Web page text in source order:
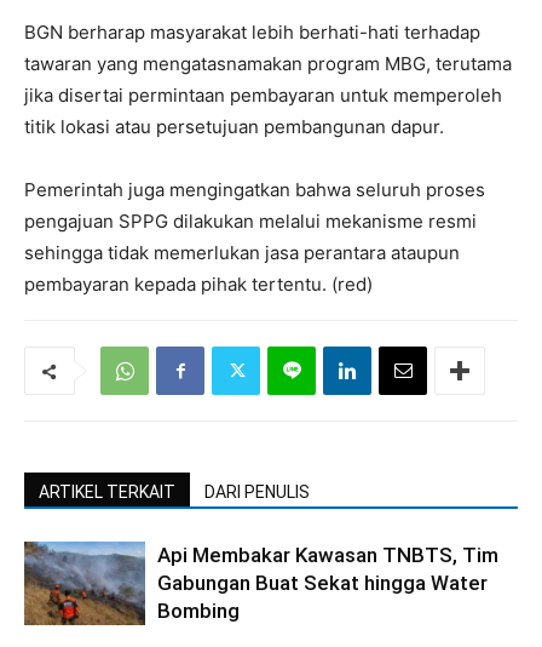
BGN berharap masyarakat lebih berhati-hati terhadap
tawaran yang mengatasnamakan program MBG, terutama
jika disertai permintaan pembayaran untuk memperoleh
titik lokasi atau persetujuan pembangunan dapur.
Pemerintah juga mengingatkan bahwa seluruh proses
pengajuan SPPG dilakukan melalui mekanisme resmi
sehingga tidak memerlukan jasa perantara ataupun
pembayaran kepada pihak tertentu. (red)
ARTIKEL TERKAIT DARI PENULIS
Api Membakar Kawasan TNBTS, Tim
Gabungan Buat Sekat hingga Water
Bombing